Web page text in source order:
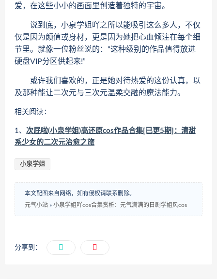
爱，在这些小小的画面里创造着独特的宇宙。
说到底，小泉学姐吖之所以能吸引这么多人，不仅
仅是因为颜值或身材，更是因为她把心血倾注在每个细
节里。就像一位粉丝说的：“这种级别的作品值得放进
硬盘VIP分区供起来!”
或许我们喜欢的，正是她对待热爱的这份认真，以
及那种能让二次元与三次元温柔交融的魔法能力。
相关阅读：
1、 次屁啦(小泉学姐)高还原cos作品合集[已更5期]：清甜
系少女的二次元治愈之旅
小泉学姐
本文配图来自网络，如有侵权请联系删除。
元气小站 » 小泉学姐吖cos合集赏析：元气满满的日剧学姐风cos
分享到：